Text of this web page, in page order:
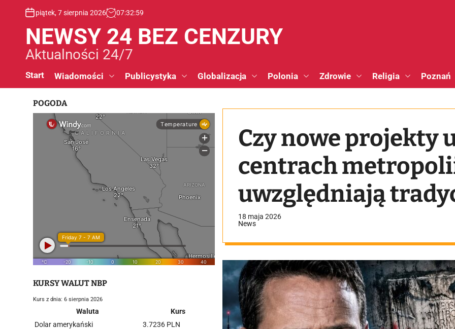
piątek, 7 sierpnia 2026 07:33:00
NEWSY 24 BEZ CENZURY
Aktualności 24/7
Start Wiadomości Publicystyka Globalizacja Polonia Zdrowie Religia Poznań
Czy nowe projekty
centrach
uwzględniają
narodowe?
18 maja 2026
News
POGODA
KURSY WALUT NBP
Kurs z dnia: 6 sierpnia 2026
Waluta
Kurs
Dolar amerykański
3.7236 PLN